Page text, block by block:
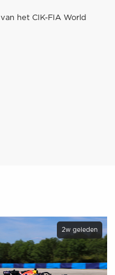
het CIK-FIA World
2w geleden